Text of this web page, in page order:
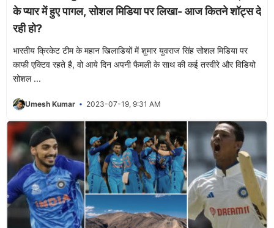
के प्यार में हुए पागल, सोशल मिडिया पर लिखा- आज कितने शॉट्स दे
रही हो?
भारतीय क्रिकेट टीम के महान खिलाडियों में शुमार युवराज सिंह सोशल मिडिया पर
काफी एक्टिव रहते है, वो आये दिन अपनी फैमली के साथ की कई तस्वीरे और विडियो
सोशल ...
Umesh Kumar 2023-07-19, 9:31 AM